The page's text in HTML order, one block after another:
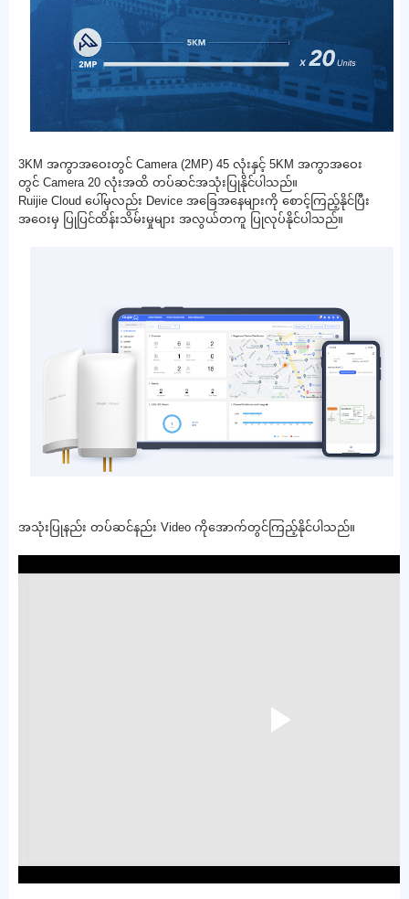
3KM အကွာအဝေးတွင် Camera (2MP) 45 လုံးနှင့် 5KM အကွာအဝေး
တွင် Camera 20 လုံးအထိ တပ်ဆင်အသုံးပြုနိုင်ပါသည်။
Ruijie Cloud ပေါ်မှလည်း Device အခြေအနေများကို စောင့်ကြည့်နိုင်ပြီး
အဝေးမှ ပြုပြင်ထိန်းသိမ်းမှုများ အလွယ်တကူ ပြုလုပ်နိုင်ပါသည်။
အသုံးပြုနည်း တပ်ဆင်နည်း Video ကိုအောက်တွင်ကြည့်နိုင်ပါသည်။